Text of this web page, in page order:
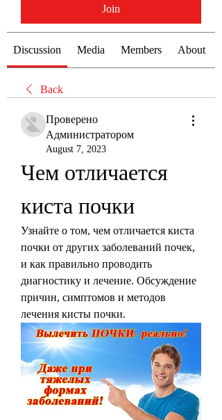
Join
Discussion Media Members About
Back
Проверено
Администратором
August 7, 2023
Чем отличается
киста почки
Узнайте о том, чем отличается киста
почки от других заболеваний почек,
и как правильно проводить
диагностику и лечение. Обсуждение
причин, симптомов и методов
лечения кисты почки.